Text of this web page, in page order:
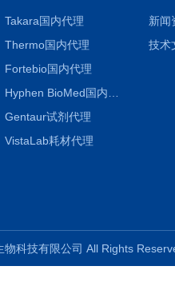
Takara国内代理
Thermo国内代理
Fortebio国内代理
Gentaur试剂代理
VistaLab耗材代理
新闻
技术
物科技有限公司 All Rights